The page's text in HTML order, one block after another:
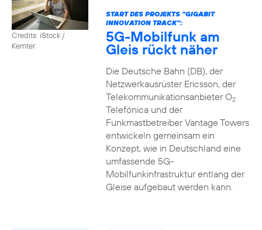
Credits: iStock /
Kemter
START DES PROJEKTS "GIGABIT
INNOVATION TRACK":
5G-Mobilfunk am
Gleis rückt näher
Die Deutsche Bahn (DB), der
Netzwerkausrüster Ericsson, der
Telekommunikationsanbieter O2
Telefónica und der
Funkmastbetreiber Vantage Towers
entwickeln gemeinsam ein
Konzept, wie in Deutschland eine
umfassende 5G-
Mobilfunkinfrastruktur entlang der
Gleise aufgebaut werden kann.